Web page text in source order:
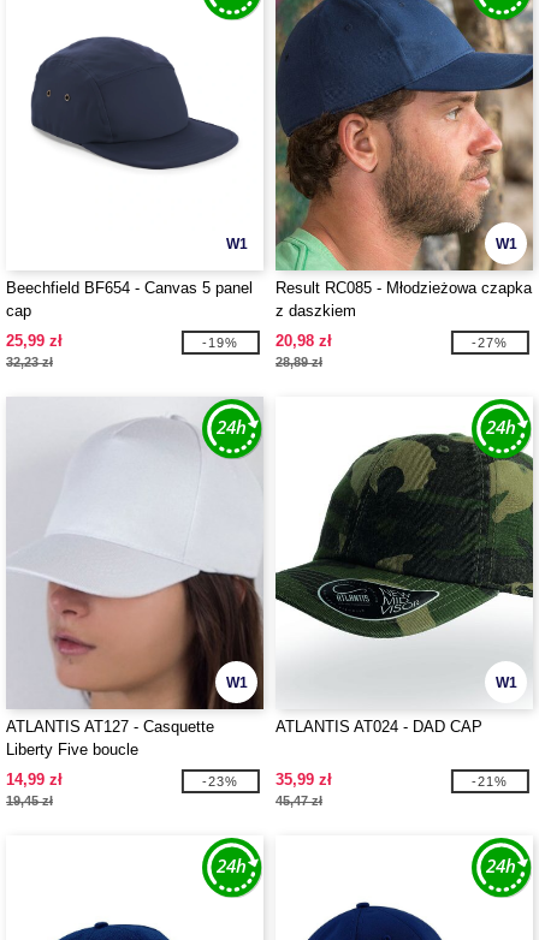
W1
Beechfield BF654 - Canvas 5 panel
cap
25,99 zł
32,23 zł
-19%
W1
Result RC085 - Młodzieżowa czapka
z daszkiem
20,98 zł
28,89 zł
-27%
W1
ATLANTIS AT127 - Casquette
Liberty Five boucle
14,99 zł
19,45 zł
-23%
W1
ATLANTIS AT024 - DAD CAP
35,99 zł
45,47 zł
-21%